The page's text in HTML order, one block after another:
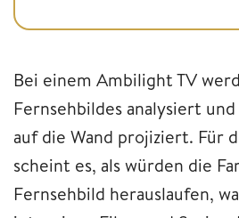
Bei einem Ambilight TV
Fernsehbildes analysiert
auf die Wand projiziert. Für
scheint es, als würden die
Fernsehbild herauslaufen,